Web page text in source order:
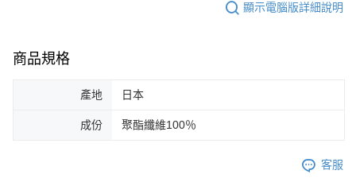
顯示電腦版詳細說明
商品規格
產地 日本
成份 聚酯纖維100％
客服